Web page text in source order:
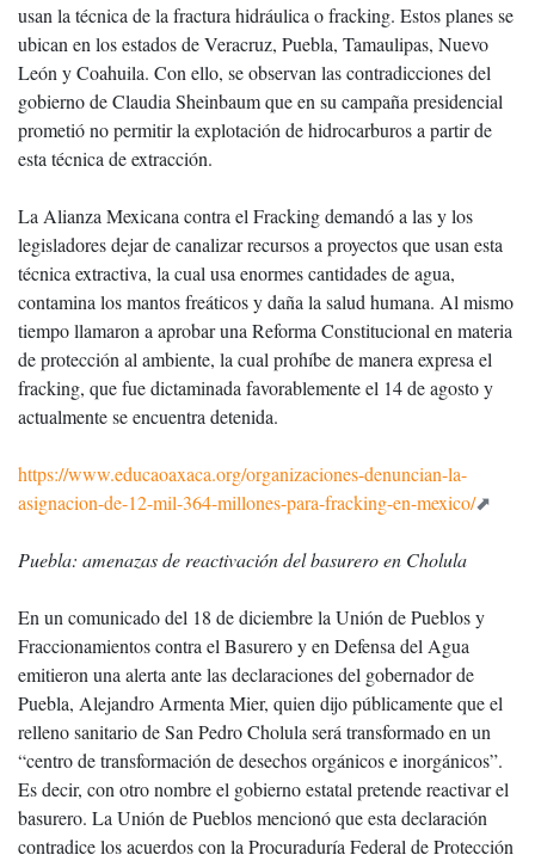
usan la técnica de la fractura hidráulica o fracking. Estos planes se
ubican en los estados de Veracruz, Puebla, Tamaulipas, Nuevo
León y Coahuila. Con ello, se observan las contradicciones del
gobierno de Claudia Sheinbaum que en su campaña presidencial
prometió no permitir la explotación de hidrocarburos a partir de
esta técnica de extracción.
La Alianza Mexicana contra el Fracking demandó a las y los
legisladores dejar de canalizar recursos a proyectos que usan esta
técnica extractiva, la cual usa enormes cantidades de agua,
contamina los mantos freáticos y daña la salud humana. Al mismo
tiempo llamaron a aprobar una Reforma Constitucional en materia
de protección al ambiente, la cual prohíbe de manera expresa el
fracking, que fue dictaminada favorablemente el 14 de agosto y
actualmente se encuentra detenida.
https://www.educaoaxaca.org/organizaciones-denuncian-la-
asignacion-de-12-mil-364-millones-para-fracking-en-mexico/
Puebla: amenazas de reactivación del basurero en Cholula
En un comunicado del 18 de diciembre la Unión de Pueblos y
Fraccionamientos contra el Basurero y en Defensa del Agua
emitieron una alerta ante las declaraciones del gobernador de
Puebla, Alejandro Armenta Mier, quien dijo públicamente que el
relleno sanitario de San Pedro Cholula será transformado en un
“centro de transformación de desechos orgánicos e inorgánicos”.
Es decir, con otro nombre el gobierno estatal pretende reactivar el
basurero. La Unión de Pueblos mencionó que esta declaración
contradice los acuerdos con la Procuraduría Federal de Protección